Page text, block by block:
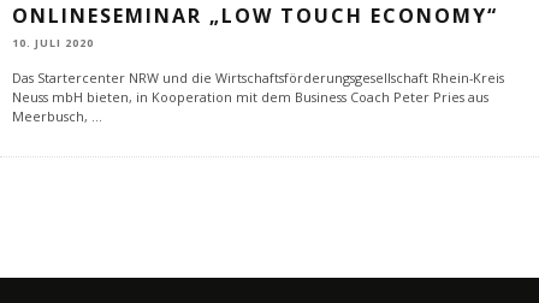
ONLINESEMINAR „LOW TOUCH ECONOMY“
10. JULI 2020
Das Startercenter NRW und die Wirtschaftsförderungsgesellschaft Rhein-Kreis
Neuss mbH bieten, in Kooperation mit dem Business Coach Peter Pries aus
Meerbusch, ...